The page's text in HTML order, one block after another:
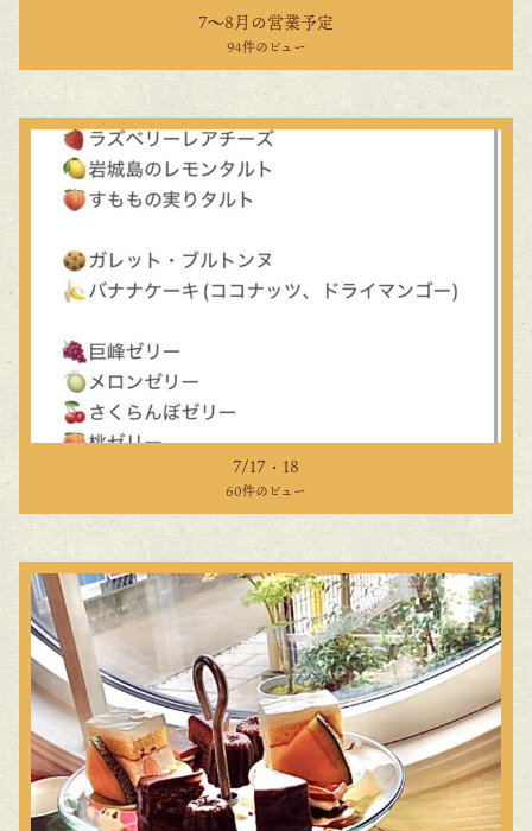
7〜8月の営業予定
94件のビュー
7/17・18
60件のビュー